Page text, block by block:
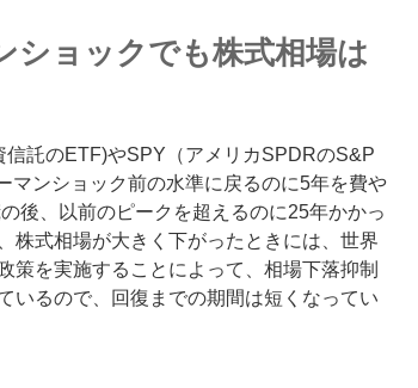
ショックでも株式相場は
信託のETF)やSPY（アメリカSPDRのS&P
マンショック前の水準に戻るのに5年を費や
後、以前のピークを超えるのに25年かかっ
株式相場が大きく下がったときには、世界
策を実施することによって、相場下落抑制
いるので、回復までの期間は短くなってい